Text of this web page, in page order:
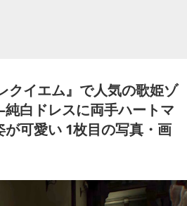
クイエム』で人気の歌姫ゾ
白ドレスに両手ハートマ
可愛い 1枚目の写真・画